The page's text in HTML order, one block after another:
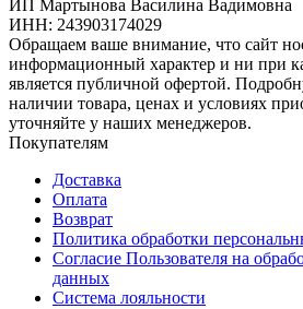
ИП Мартынова Василина Вадимовна
ИНН: 243903174029
Обращаем ваше внимание, что сайт
информационный характер и ни при
является публичной офертой.
наличии товара, ценах и условиях
уточняйте у наших менеджеров.
Покупателям
Доставка
Оплата
Возврат
Политика обработки
Согласие Пользователя на
данных
Система лояльности